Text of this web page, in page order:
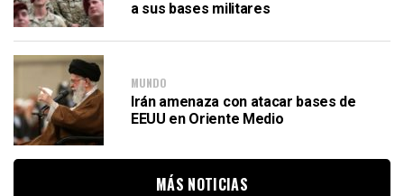
a sus bases militares
MUNDO
Irán amenaza con atacar bases de
EEUU en Oriente Medio
MÁS NOTICIAS